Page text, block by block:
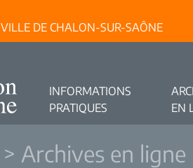
VILLE DE CHALON-SUR-SAÔNE
INFORMATIONS
PRATIQUES
EN
> Archives en ligne